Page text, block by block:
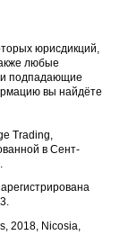
юрисдикций,
любые
подпадающие
вы найдёте
Trading,
в Сент-
2018, Nicosia,